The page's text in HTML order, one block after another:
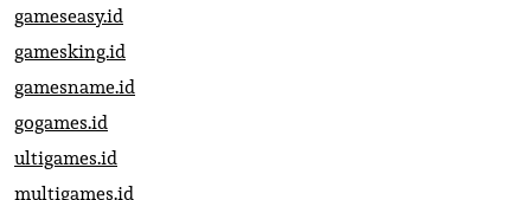
gameseasy.id
gamesking.id
gamesname.id
gogames.id
ultigames.id
multigames.id